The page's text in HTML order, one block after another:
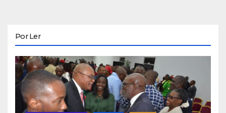
Por Ler